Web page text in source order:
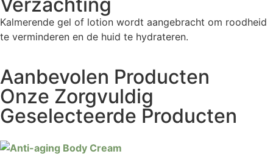
Kalmerende gel of lotion wordt aangebracht om roodheid
te verminderen en de huid te hydrateren.
Aanbevolen Producten
Onze Zorgvuldig
Geselecteerde Producten